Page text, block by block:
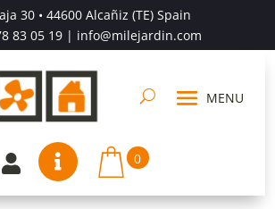
30 • 44600 Alcañiz (TE) Spain
83 05 19| info@milejardin.com
  0